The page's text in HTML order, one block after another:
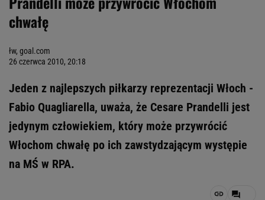
chwałę
łw, goal.com
26 czerwca 2010, 20:18
Jeden z najlepszych piłkarzy reprezentacji Włoch -
Fabio Quagliarella, uważa, że Cesare Prandelli jest
jedynym człowiekiem, który może przywrócić
Włochom chwałę po ich zawstydzającym występie
na MŚ w RPA.